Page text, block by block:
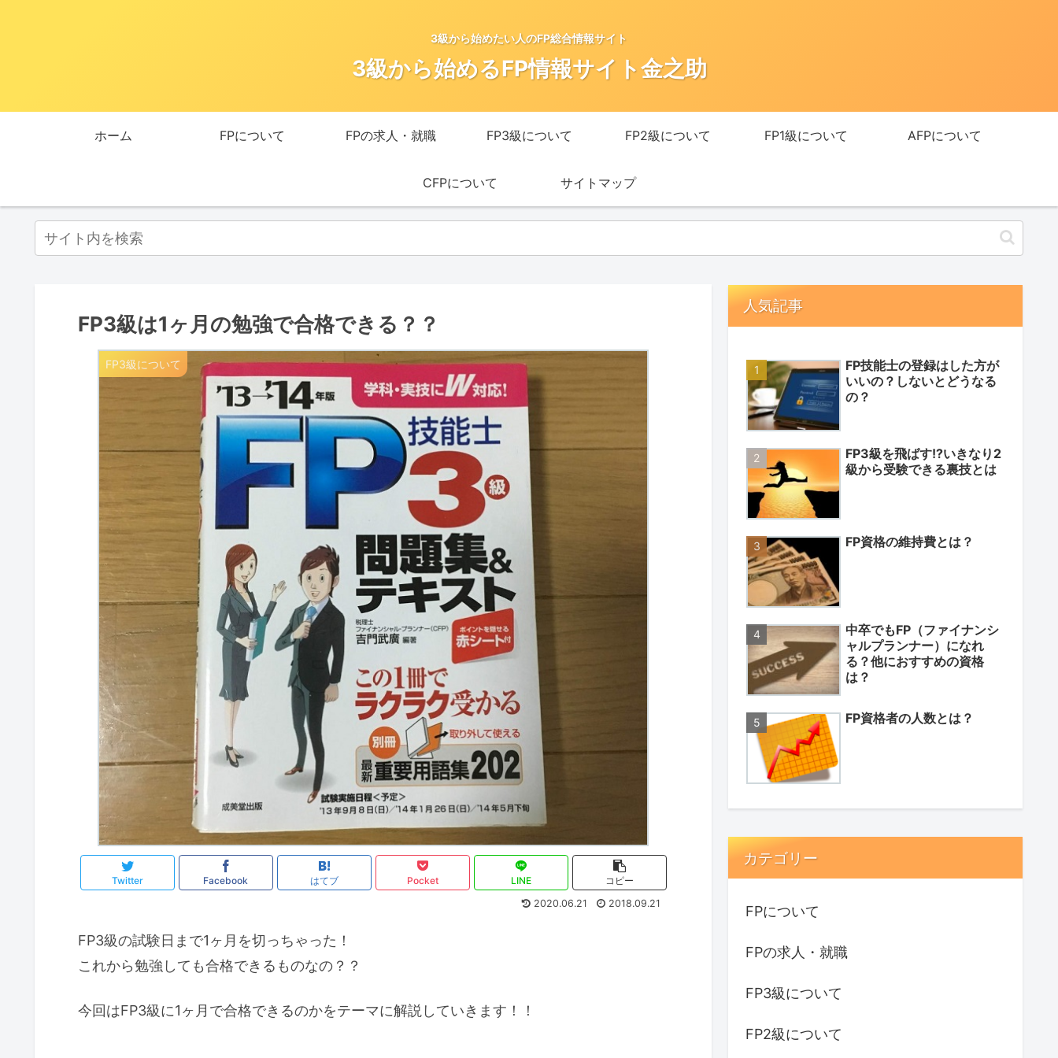
3級から始めたい人のFP総合情報サイト
3級から始めるFP情報サイト金之助
ホーム FPについて FPの求人・就職 FP3級について FP2級について FP1級について AFPについて
CFPについて サイトマップ
FP3級は1ヶ月の勉強で合格できる？？
FP3級について
Twitter Facebook はてブ Pocket LINE
コピー
2020.06.21
2018.09.21
FP3級の試験日まで1ヶ月を切っちゃった！
これから勉強しても合格できるものなの？？
今回はFP3級に1ヶ月で合格できるのかをテーマに解説していきます！！
人気記事
FP技能士の登録はした方が
いいの？しないとどうなる
の？
FP3級を飛ばす!?いきなり2
級から受験できる裏技とは
FP資格の維持費とは？
中卒でもFP（ファイナンシ
ャルプランナー）になれ
る？他におすすめの資格
は？
FP資格者の人数とは？
カテゴリー
FPについて
FPの求人・就職
FP3級について
FP2級について